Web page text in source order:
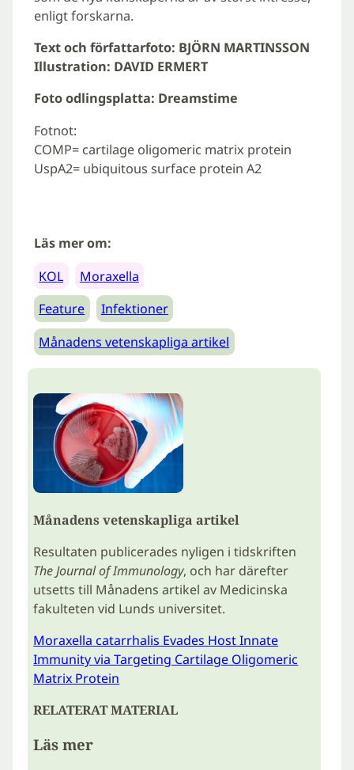
enligt forskarna.
Text och författarfoto: BJÖRN MARTINSSON
Illustration: DAVID ERMERT
Foto odlingsplatta: Dreamstime
Fotnot:
COMP= cartilage oligomeric matrix protein
UspA2= ubiquitous surface protein A2
Läs mer om:
KOL
Moraxella
Feature
Infektioner
Månadens vetenskapliga artikel
Månadens vetenskapliga artikel
Resultaten publicerades nyligen i tidskriften
The Journal of Immunology, och har därefter
utsetts till Månadens artikel av Medicinska
fakulteten vid Lunds universitet.
Moraxella catarrhalis Evades Host Innate
Immunity via Targeting Cartilage Oligomeric
Matrix Protein
RELATERAT MATERIAL
Läs mer